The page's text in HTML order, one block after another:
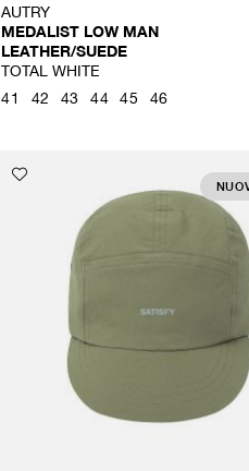
AUTRY
MEDALIST LOW MAN
LEATHER/SUEDE
TOTAL WHITE
41 42 43 44 45 46